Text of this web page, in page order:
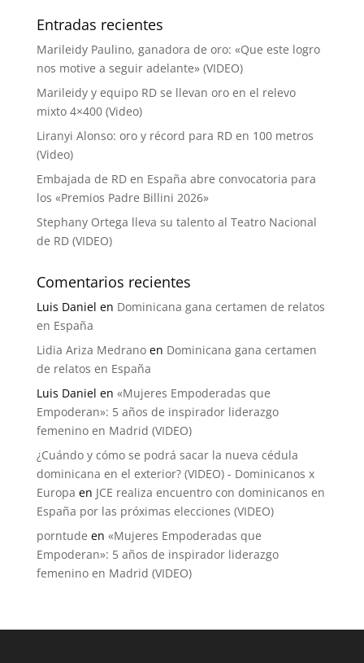
Entradas recientes
Marileidy Paulino, ganadora de oro: «Que este logro
nos motive a seguir adelante» (VIDEO)
Marileidy y equipo RD se llevan oro en el relevo
mixto 4×400 (Video)
Liranyi Alonso: oro y récord para RD en 100 metros
(Video)
Embajada de RD en España abre convocatoria para
los «Premios Padre Billini 2026»
Stephany Ortega lleva su talento al Teatro Nacional
de RD (VIDEO)
Comentarios recientes
Luis Daniel en Dominicana gana certamen de relatos
en España
Lidia Ariza Medranoen Dominicana gana certamen
de relatos en España
Luis Daniel en «Mujeres Empoderadas que
Empoderan»: 5 años de inspirador liderazgo
femenino en Madrid (VIDEO)
¿Cuándo y cómo se podrá sacar la nueva cédula
dominicana en el exterior? (VIDEO) - Dominicanos x
Europa en JCE realiza encuentro con dominicanos en
España por las próximas elecciones (VIDEO)
porntude en «Mujeres Empoderadas que
Empoderan»: 5 años de inspirador liderazgo
femenino en Madrid (VIDEO)